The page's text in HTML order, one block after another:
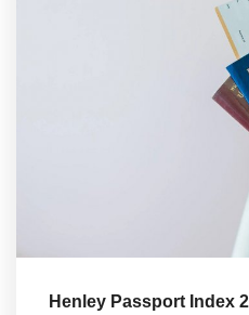
Henley Passport Index